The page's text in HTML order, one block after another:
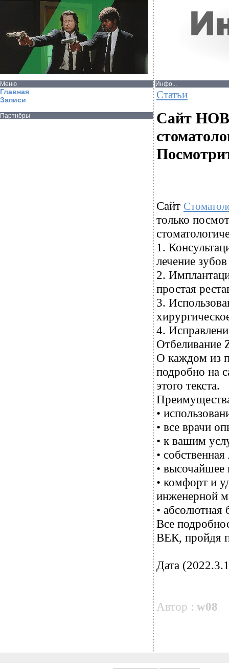
Меню
Главная
Записи
Партнёры
Инфо...
Статьи
Сайт
Сайт
только
1.
лечение
2.
простая
3.
4.
Отбеливание
О каждом из
подробно на
этого текста.
•
• все врачи
• к вашим
•
• высочайшее
• комфорт и
инженерной
• абсолютная
Все
ВЕК, пройдя
Дата
Автор : w08